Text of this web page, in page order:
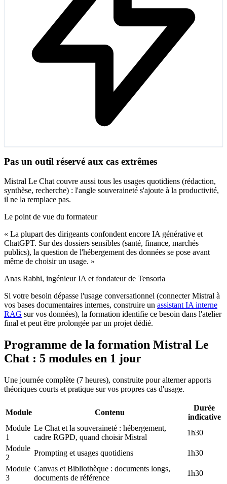
Pas un outil réservé aux cas extrêmes
Mistral Le Chat couvre aussi tous les usages quotidiens (rédaction,
synthèse, recherche) : l'angle souveraineté s'ajoute à la productivité,
il ne la remplace pas.
Le point de vue du formateur
« La plupart des dirigeants confondent encore IA générative et
ChatGPT. Sur des dossiers sensibles (santé, finance, marchés
publics), la question de l'hébergement des données se pose avant
même de choisir un usage. »
Anas Rabhi, ingénieur IA et fondateur de Tensoria
Si votre besoin dépasse l'usage conversationnel (connecter Mistral à
vos bases documentaires internes, construire un assistant IA interne
RAG sur vos données), la formation identifie ce besoin dans l'atelier
final et peut être prolongée par un projet dédié.
Programme de la formation Mistral Le
Chat : 5 modules en 1 jour
Une journée complète (7 heures), construite pour alterner apports
théoriques courts et pratique sur vos propres cas d'usage.
Module Contenu
Durée
indicative
Module
1
Le Chat et la souveraineté : hébergement,
cadre RGPD, quand choisir Mistral
1h30
Module
2
Prompting et usages quotidiens
1h30
Module
3
Canvas et Bibliothèque : documents longs,
documents de référence
1h30